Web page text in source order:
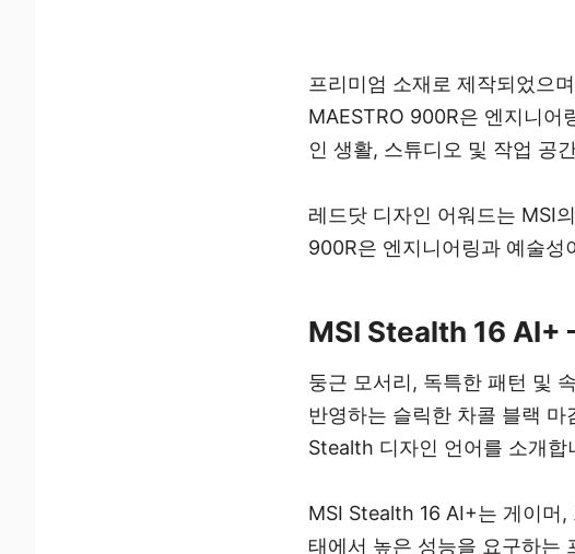
프리미엄 소재로 제작되었으
MAESTRO 900R은 엔지니어
인 생활, 스튜디오 및 작업 공
레드닷 디자인 어워드는 MSI
900R은 엔지니어링과 예술성
MSI Stealth 16 AI+
둥근 모서리, 독특한 패턴 및
반영하는 슬릭한 차콜 블랙
Stealth 디자인 언어를 소개합
MSI Stealth 16 AI+는 게이머,
태에서 높은 성능을 요구하는